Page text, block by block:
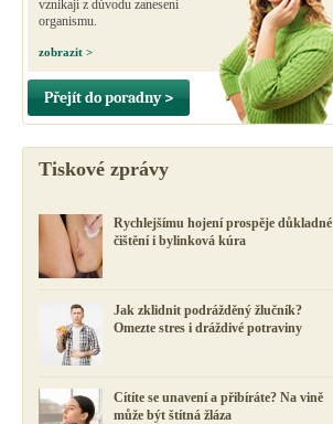
vznikají z důvodu zanesení
organismu.
zobrazit >
Přejít do poradny >
Tiskové zprávy
Rychlejšímu hojení prospěje důkladné
čištění i bylinková kúra
Jak zklidnit podrážděný žlučník?
Omezte stres i dráždivé potraviny
Cítíte se unavení a přibíráte? Na vině
může být štítná žláza